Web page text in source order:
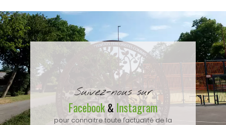
Suivez-nous sur
Facebook& Instagram
pour connaitre toute l'actualité de la